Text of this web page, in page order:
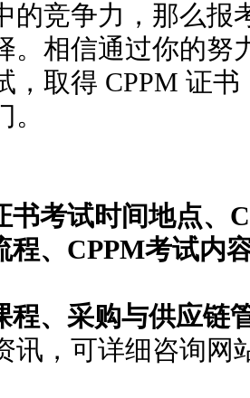
的竞争力，那么报
。相信通过你的努
，取得 CPPM 证
书考试时间地点、
程、CPPM考试内
程、采购与供应链
讯，可详细咨询网